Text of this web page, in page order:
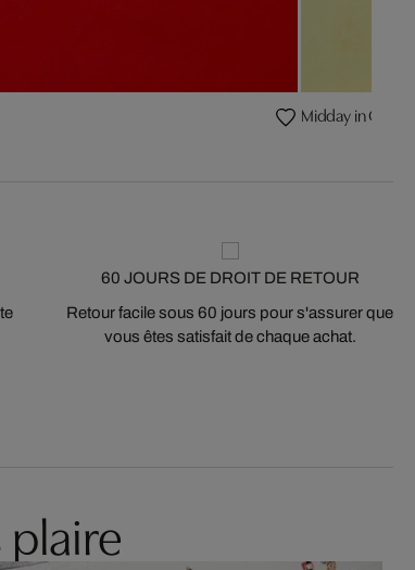
Midday in
60 JOURS DE DROIT DE RETOUR
Retour facile sous 60 jours pour s'assurer que
vous êtes satisfait de chaque achat.